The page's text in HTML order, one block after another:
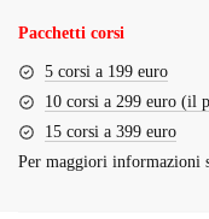
Pacchetti corsi
5 corsi a 199 euro
10 corsi a 299 euro (il
15 corsi a 399 euro
Per maggiori informazioni